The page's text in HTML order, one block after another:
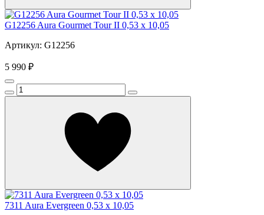
G12256 Aura Gourmet Tour II 0,53 x 10,05
Артикул: G12256
5 990 ₽
7311 Aura Evergreen 0,53 x 10,05